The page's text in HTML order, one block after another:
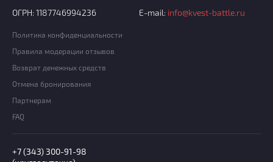
ОГРН: 1187746994236
E-mail: info@kvest-battle.ru
Политика конфиденциальности
Правила модерации отзывов
Возврат денежных средств
Отмена бронирования
Партнерам
FAQ
+7 (343) 300-91-98